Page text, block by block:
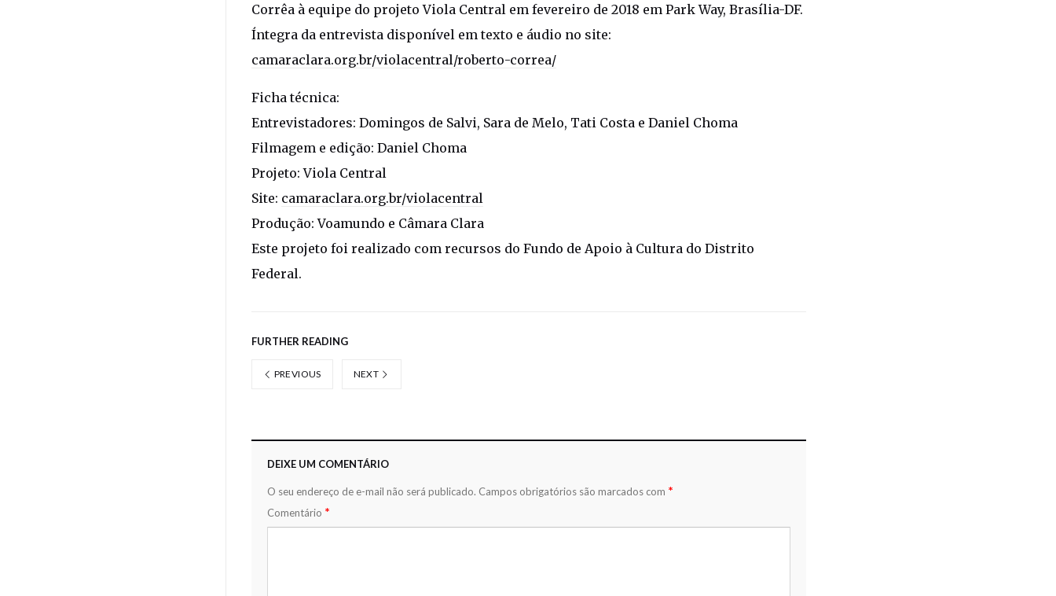
Corrêa à equipe do projeto Viola Central em fevereiro de 2018 em Park Way, Brasília-DF.
Íntegra da entrevista disponível em texto e áudio no site:
camaraclara.org.br/violacentral/roberto-correa/
Ficha técnica:
Entrevistadores: Domingos de Salvi, Sara de Melo, Tati Costa e Daniel Choma
Filmagem e edição: Daniel Choma
Projeto: Viola Central
Site: camaraclara.org.br/violacentral
Produção: Voamundo e Câmara Clara
Este projeto foi realizado com recursos do Fundo de Apoio à Cultura do Distrito
Federal.
FURTHER READING
PREVIOUS NEXT
DEIXE UM COMENTÁRIO
O seu endereço de e-mail não será publicado. Campos obrigatórios são marcados com *
Comentário *